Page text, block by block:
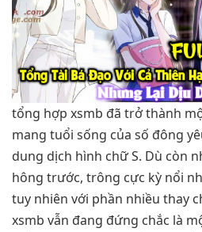
tổng hợp xsmb đã trở thành
mang tuổi sống của số đông
dung dịch hình chữ S. Dù còn
hông trước, trông cực kỳ nổi
tuy nhiên với phần nhiều thay
xsmb vẫn đang đứng chắc là